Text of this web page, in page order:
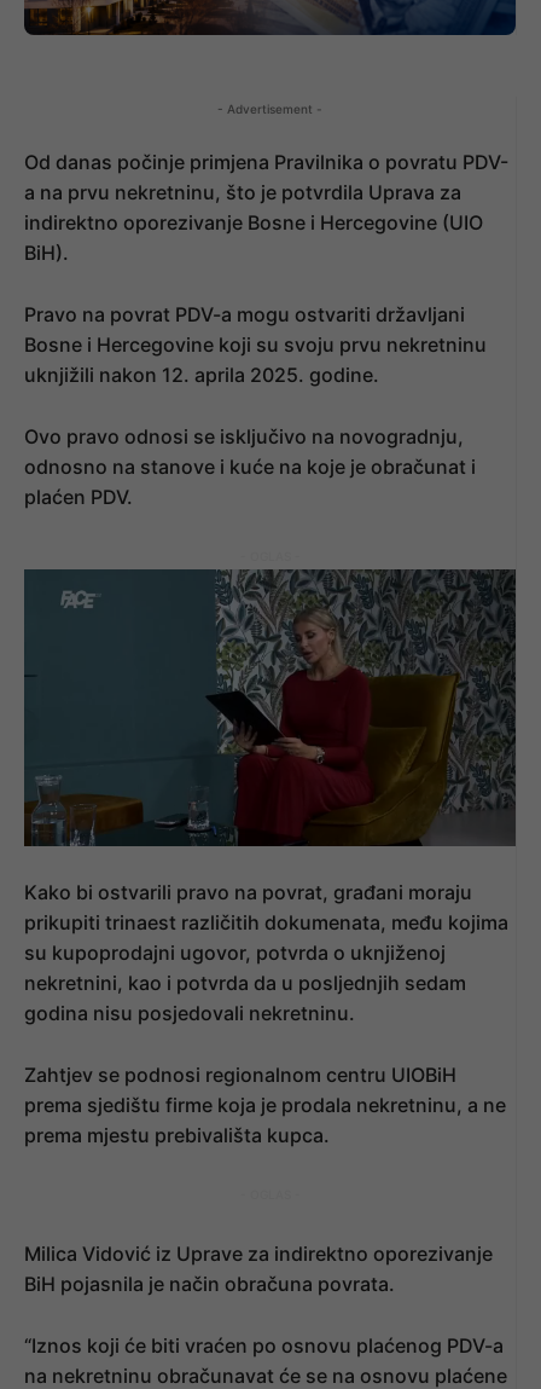
- Advertisement -
Od danas počinje primjena Pravilnika o povratu PDV-
a na prvu nekretninu, što je potvrdila Uprava za
indirektno oporezivanje Bosne i Hercegovine (UIO
BiH).
Pravo na povrat PDV-a mogu ostvariti državljani
Bosne i Hercegovine koji su svoju prvu nekretninu
uknjižili nakon 12. aprila 2025. godine.
Ovo pravo odnosi se isključivo na novogradnju,
odnosno na stanove i kuće na koje je obračunat i
plaćen PDV.
Kako bi ostvarili pravo na povrat, građani moraju
prikupiti trinaest različitih dokumenata, među kojima
su kupoprodajni ugovor, potvrda o uknjiženoj
nekretnini, kao i potvrda da u posljednjih sedam
godina nisu posjedovali nekretninu.
Zahtjev se podnosi regionalnom centru UIOBiH
prema sjedištu firme koja je prodala nekretninu, a ne
prema mjestu prebivališta kupca.
Milica Vidović iz Uprave za indirektno oporezivanje
BiH pojasnila je način obračuna povrata.
“Iznos koji će biti vraćen po osnovu plaćenog PDV-a
na nekretninu obračunavat će se na osnovu plaćene